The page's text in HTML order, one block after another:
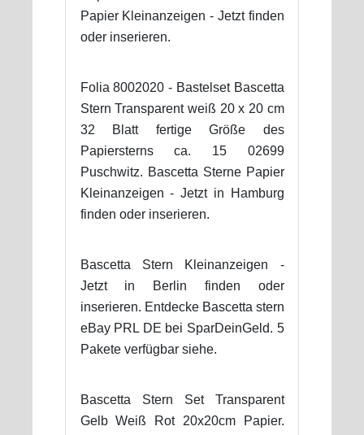
Papier Kleinanzeigen - Jetzt finden
oder inserieren.
Folia 8002020 - Bastelset Bascetta
Stern Transparent weiß 20 x 20 cm
32 Blatt fertige Größe des
Papiersterns ca. 15 02699
Puschwitz. Bascetta Sterne Papier
Kleinanzeigen - Jetzt in Hamburg
finden oder inserieren.
Bascetta Stern Kleinanzeigen -
Jetzt in Berlin finden oder
inserieren. Entdecke Bascetta stern
eBay PRL DE bei SparDeinGeld. 5
Pakete verfügbar siehe.
Bascetta Stern Set Transparent
Gelb Weiß Rot 20x20cm Papier.